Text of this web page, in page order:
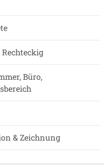
Büro,
& Zeichnung